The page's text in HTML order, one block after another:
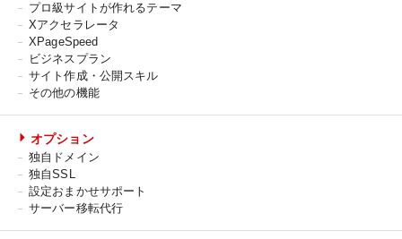
プロ級サイトが作れるテーマ
Xアクセラレータ
XPageSpeed
ビジネスプラン
サイト作成・公開スキル
その他の機能
オプション
独自ドメイン
独自SSL
設定おまかせサポート
サーバー移転代行